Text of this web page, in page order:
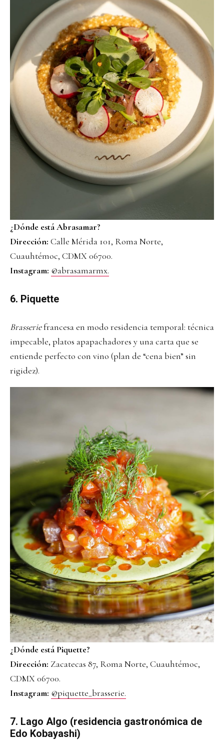
¿Dónde está Abrasamar?
Dirección: Calle Mérida 101, Roma Norte,
Cuauhtémoc, CDMX 06700.
Instagram: @abrasamarmx.
6. Piquette
Brasseriefrancesa en modo residencia temporal: técnica
impecable, platos apapachadores y una carta que se
entiende perfecto con vino (plan de “cena bien” sin
rigidez).
¿Dónde está Piquette?
Dirección: Zacatecas 87, Roma Norte, Cuauhtémoc,
CDMX 06700.
Instagram: @piquette_brasserie.
7. Lago Algo (residencia gastronómica de
Edo Kobayashi)